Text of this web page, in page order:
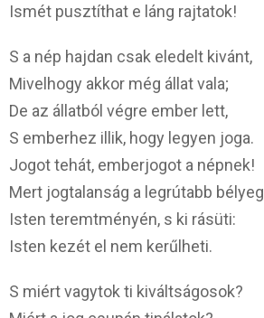
Ismét pusztíthat e láng rajtatok!
S a nép hajdan csak eledelt kivánt,
Mivelhogy akkor még állat vala;
De az állatból végre ember lett,
S emberhez illik, hogy legyen joga.
Jogot tehát, emberjogot a népnek!
Mert jogtalanság a legrútabb bélyeg
Isten teremtményén, s ki rásüti:
Isten kezét el nem kerűlheti.
S miért vagytok ti kiváltságosok?